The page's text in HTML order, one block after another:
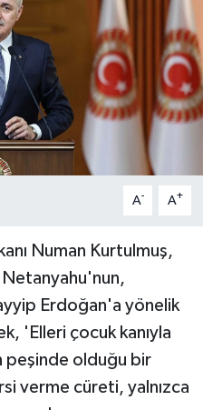
A- A+
Numan Kurtulmuş,
Netanyahu'nun,
Erdoğan'a yönelik
'Elleri çocuk kanıyla
peşinde olduğu bir
verme cüreti, yalnızca